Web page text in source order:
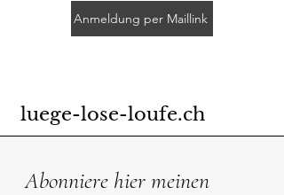
Anmeldung per Maillink
luege-lose-loufe.ch
Abonniere hier meinen